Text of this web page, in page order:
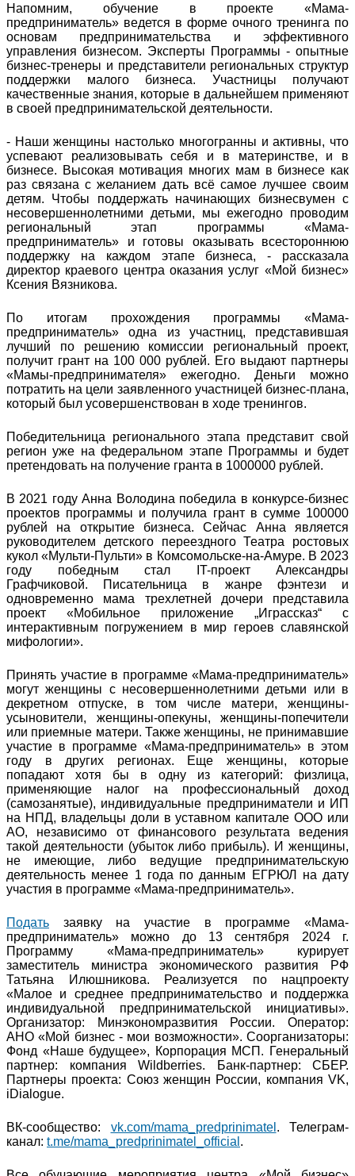
Напомним, обучение в проекте «Мама-
предприниматель» ведется в форме очного тренинга по
основам предпринимательства и эффективного
управления бизнесом. Эксперты Программы - опытные
бизнес-тренеры и представители региональных структур
поддержки малого бизнеса. Участницы получают
качественные знания, которые в дальнейшем применяют
в своей предпринимательской деятельности.
- Наши женщины настолько многогранны и активны, что
успевают реализовывать себя и в материнстве, и в
бизнесе. Высокая мотивация многих мам в бизнесе как
раз связана с желанием дать всё самое лучшее своим
детям. Чтобы поддержать начинающих бизнесвумен с
несовершеннолетними детьми, мы ежегодно проводим
региональный этап программы «Мама-
предприниматель» и готовы оказывать всестороннюю
поддержку на каждом этапе бизнеса, - рассказала
директор краевого центра оказания услуг «Мой бизнес»
Ксения Вязникова.
По итогам прохождения программы «Мама-
предприниматель» одна из участниц, представившая
лучший по решению комиссии региональный проект,
получит грант на 100 000 рублей. Его выдают партнеры
«Мамы-предпринимателя» ежегодно. Деньги можно
потратить на цели заявленного участницей бизнес-плана,
который был усовершенствован в ходе тренингов.
Победительница регионального этапа представит свой
регион уже на федеральном этапе Программы и будет
претендовать на получение гранта в 1000000 рублей.
В 2021 году Анна Володина победила в конкурсе-бизнес
проектов программы и получила грант в сумме 100000
рублей на открытие бизнеса. Сейчас Анна является
руководителем детского переездного Театра ростовых
кукол «Мульти-Пульти» в Комсомольске-на-Амуре. В 2023
году победным стал IT-проект Александры
Графчиковой. Писательница в жанре фэнтези и
одновременно мама трехлетней дочери представила
проект «Мобильное приложение „Играссказ“ с
интерактивным погружением в мир героев славянской
мифологии».
Принять участие в программе «Мама-предприниматель»
могут женщины с несовершеннолетними детьми или в
декретном отпуске, в том числе матери, женщины-
усыновители, женщины-опекуны, женщины-попечители
или приемные матери. Также женщины, не принимавшие
участие в программе «Мама-предприниматель» в этом
году в других регионах. Еще женщины, которые
попадают хотя бы в одну из категорий: физлица,
применяющие налог на профессиональный доход
(самозанятые), индивидуальные предприниматели и ИП
на НПД, владельцы доли в уставном капитале ООО или
АО, независимо от финансового результата ведения
такой деятельности (убыток либо прибыль). И женщины,
не имеющие, либо ведущие предпринимательскую
деятельность менее 1 года по данным ЕГРЮЛ на дату
участия в программе «Мама-предприниматель».
Подать заявку на участие в программе «Мама-
предприниматель» можно до 13 сентября 2024 г.
Программу «Мама-предприниматель» курирует
заместитель министра экономического развития РФ
Татьяна Илюшникова. Реализуется по нацпроекту
«Малое и среднее предпринимательство и поддержка
индивидуальной предпринимательской инициативы».
Организатор: Минэкономразвития России. Оператор:
АНО «Мой бизнес - мои возможности». Соорганизаторы:
Фонд «Наше будущее», Корпорация МСП. Генеральный
партнер: компания Wildberries. Банк-партнер: СБЕР.
Партнеры проекта: Союз женщин России, компания VK,
iDialogue.
ВК-сообщество: vk.com/mama_predprinimatel . Телеграм-
канал: t.me/mama_predprinimatel_official .